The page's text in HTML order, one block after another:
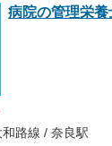
病院の管理栄
路線 / 奈良駅